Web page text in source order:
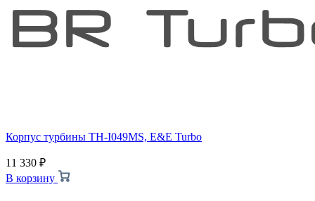
Корпус турбины TH-I049MS, E&E Turbo
11 330 ₽
В корзину